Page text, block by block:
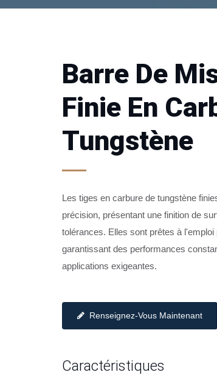
Barre de mise à la
Barre De
Finie En
Tungstène
Les tiges en carbure de tungstène
précision, présentant une finition de
tolérances. Elles sont prêtes à
garantissant des performances
applications exigeantes.
Renseignez-Vous Maintenant
Caractéristiques